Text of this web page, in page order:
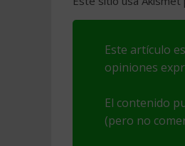
Este artículo
opiniones
El contenido
(pero no